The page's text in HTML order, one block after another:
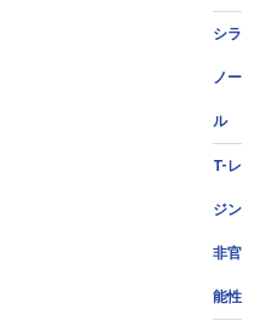
シラ
ノー
ル
T-レ
ジン
非官
能性